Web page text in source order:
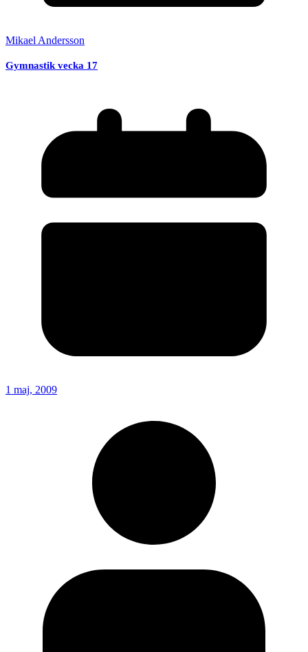
Mikael Andersson
Gymnastik vecka 17
1 maj, 2009